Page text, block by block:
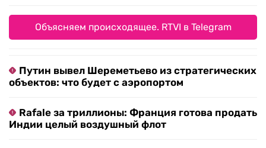
Объясняем происходящее. RTVI в Telegram
Путин вывел Шереметьево из стратегических
объектов: что будет с аэропортом
Rafale за триллионы: Франция готова продать
Индии целый воздушный флот